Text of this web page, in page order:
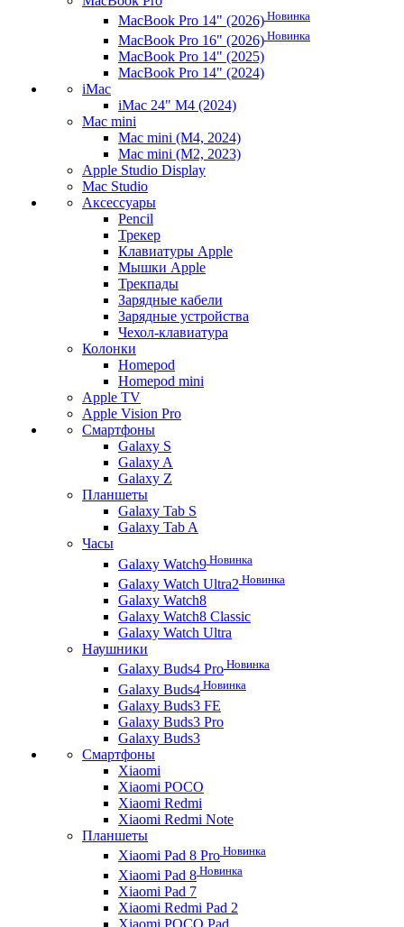
MacBook Pro 14" (2026) Новинка
MacBook Pro 16" (2026) Новинка
MacBook Pro 14" (2025)
MacBook Pro 14" (2024)
iMac
iMac 24" M4 (2024)
Mac mini
Mac mini (M4, 2024)
Mac mini (M2, 2023)
Apple Studio Display
Mac Studio
Аксессуары
Pencil
Трекер
Клавиатуры Apple
Мышки Apple
Трекпады
Зарядные кабели
Зарядные устройства
Чехол-клавиатура
Колонки
Homepod
Homepod mini
Apple TV
Apple Vision Pro
Смартфоны
Galaxy S
Galaxy A
Galaxy Z
Планшеты
Galaxy Tab S
Galaxy Tab A
Часы
Galaxy Watch9 Новинка
Galaxy Watch Ultra2 Новинка
Galaxy Watch8
Galaxy Watch8 Classic
Galaxy Watch Ultra
Наушники
Galaxy Buds4 Pro Новинка
Galaxy Buds4 Новинка
Galaxy Buds3 FE
Galaxy Buds3 Pro
Galaxy Buds3
Смартфоны
Xiaomi
Xiaomi POCO
Xiaomi Redmi
Xiaomi Redmi Note
Планшеты
Xiaomi Pad 8 Pro Новинка
Xiaomi Pad 8 Новинка
Xiaomi Pad 7
Xiaomi Redmi Pad 2